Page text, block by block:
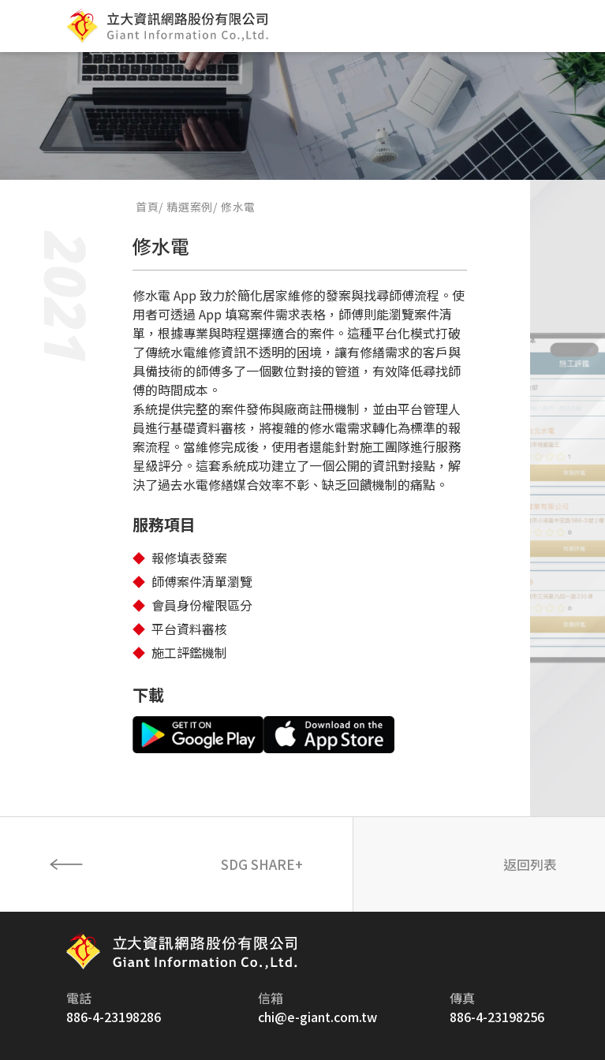
首頁 精選案例 修水電
修水電
修水電 App 致力於簡化居家維修的發案與找尋師傅流程。使
用者可透過 App 填寫案件需求表格，師傅則能瀏覽案件清
單，根據專業與時程選擇適合的案件。這種平台化模式打破
了傳統水電維修資訊不透明的困境，讓有修繕需求的客戶與
具備技術的師傅多了一個數位對接的管道，有效降低尋找師
傅的時間成本。
系統提供完整的案件發佈與廠商註冊機制，並由平台管理人
員進行基礎資料審核，將複雜的修水電需求轉化為標準的報
案流程。當維修完成後，使用者還能針對施工團隊進行服務
星級評分。這套系統成功建立了一個公開的資訊對接點，解
決了過去水電修繕媒合效率不彰、缺乏回饋機制的痛點。
服務項目
報修填表發案
師傅案件清單瀏覽
會員身份權限區分
平台資料審核
施工評鑑機制
下載
SDG SHARE+ 返回列表
電話
886-4-23198286
信箱
chi@e-giant.com.tw
傳真
886-4-23198256